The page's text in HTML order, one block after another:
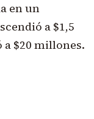
en un
a $1,5
$20 millones.